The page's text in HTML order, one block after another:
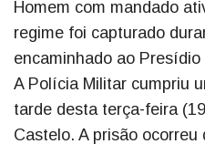
Homem com mandado
regime foi capturado
encaminhado ao
A Polícia Militar cumpriu
tarde desta terça-feira
Castelo. A prisão